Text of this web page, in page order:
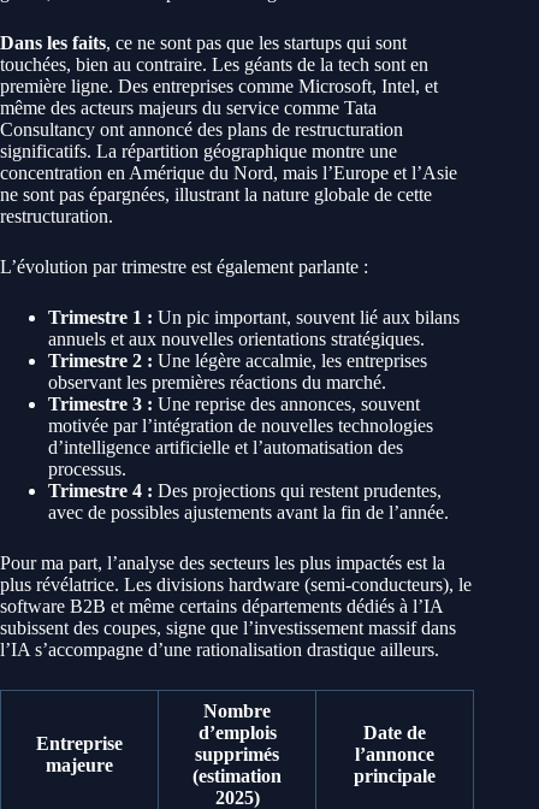
Dans les faits, ce ne sont pas que les startups qui sont
touchées, bien au contraire. Les géants de la tech sont en
première ligne. Des entreprises comme Microsoft, Intel, et
même des acteurs majeurs du service comme Tata
Consultancy ont annoncé des plans de restructuration
significatifs. La répartition géographique montre une
concentration en Amérique du Nord, mais l’Europe et l’Asie
ne sont pas épargnées, illustrant la nature globale de cette
restructuration.
L’évolution par trimestre est également parlante :
Trimestre 1 : Un pic important, souvent lié aux bilans
annuels et aux nouvelles orientations stratégiques.
Trimestre 2 : Une légère accalmie, les entreprises
observant les premières réactions du marché.
Trimestre 3 : Une reprise des annonces, souvent
motivée par l’intégration de nouvelles technologies
d’intelligence artificielle et l’automatisation des
processus.
Trimestre 4 : Des projections qui restent prudentes,
avec de possibles ajustements avant la fin de l’année.
Pour ma part, l’analyse des secteurs les plus impactés est la
plus révélatrice. Les divisions hardware (semi-conducteurs), le
software B2B et même certains départements dédiés à l’IA
subissent des coupes, signe que l’investissement massif dans
l’IA s’accompagne d’une rationalisation drastique ailleurs.
Entreprise
majeure
Nombre
d’emplois
supprimés
(estimation
2025)
Date de
l’annonce
principale